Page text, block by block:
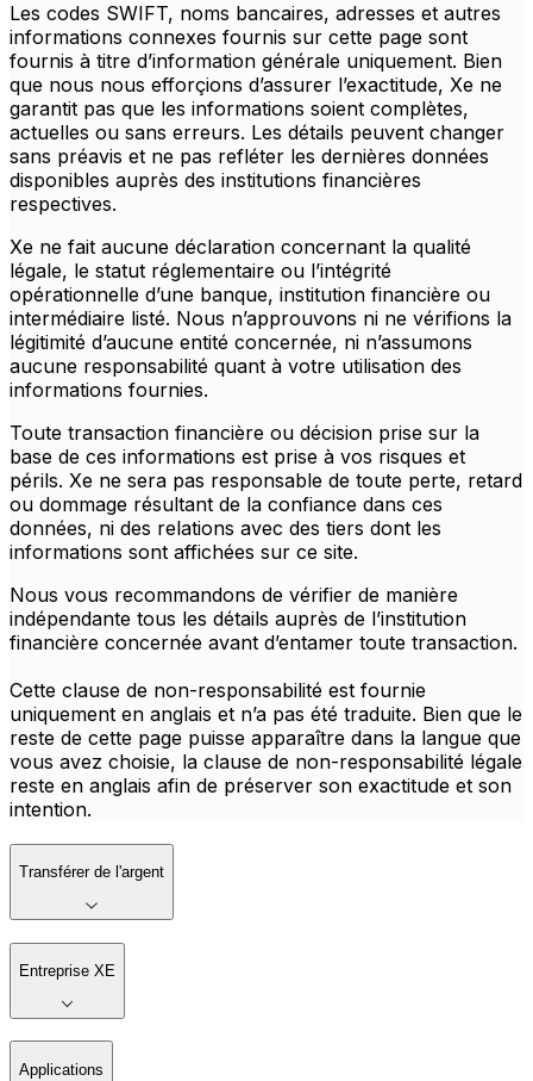
Les codes SWIFT, noms bancaires, adresses et autres
informations connexes fournis sur cette page sont
fournis à titre d’information générale uniquement. Bien
que nous nous efforçions d’assurer l’exactitude, Xe ne
garantit pas que les informations soient complètes,
actuelles ou sans erreurs. Les détails peuvent changer
sans préavis et ne pas refléter les dernières données
disponibles auprès des institutions financières
respectives.
Xe ne fait aucune déclaration concernant la qualité
légale, le statut réglementaire ou l’intégrité
opérationnelle d’une banque, institution financière ou
intermédiaire listé. Nous n’approuvons ni ne vérifions la
légitimité d’aucune entité concernée, ni n’assumons
aucune responsabilité quant à votre utilisation des
informations fournies.
Toute transaction financière ou décision prise sur la
base de ces informations est prise à vos risques et
périls. Xe ne sera pas responsable de toute perte, retard
ou dommage résultant de la confiance dans ces
données, ni des relations avec des tiers dont les
informations sont affichées sur ce site.
Nous vous recommandons de vérifier de manière
indépendante tous les détails auprès de l’institution
financière concernée avant d’entamer toute transaction.
Cette clause de non-responsabilité est fournie
uniquement en anglais et n’a pas été traduite. Bien que le
reste de cette page puisse apparaître dans la langue que
vous avez choisie, la clause de non-responsabilité légale
reste en anglais afin de préserver son exactitude et son
intention.
Transférer de l'argent
Entreprise XE
Applications